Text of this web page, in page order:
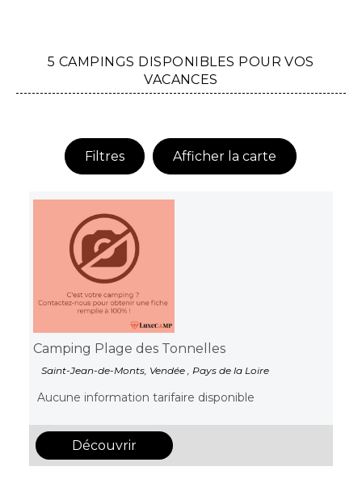
5 CAMPINGS DISPONIBLES POUR VOS
VACANCES
Filtres Afficher la carte
Camping Plage des Tonnelles
Saint-Jean-de-Monts, Vendée , Pays de la Loire
Aucune information tarifaire disponible
Découvrir